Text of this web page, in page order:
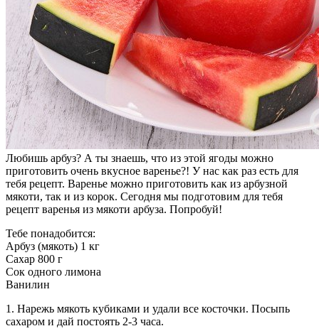
Любишь арбуз? А ты знаешь, что из этой ягоды можно
приготовить очень вкусное варенье?! У нас как раз есть для
тебя рецепт. Варенье можно приготовить как из арбузной
мякоти, так и из корок. Сегодня мы подготовим для тебя
рецепт варенья из мякоти арбуза. Попробуй!
Тебе понадобится:
Арбуз (мякоть) 1 кг
Сахар 800 г
Сок одного лимона
Ванилин
1. Нарежь мякоть кубиками и удали все косточки. Посыпь
сахаром и дай постоять 2-3 часа.